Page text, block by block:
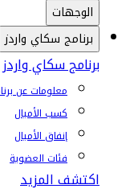
الوجهات
برنامج سكاي واردز
برنامج سكاي واردز
معلومات عن
كسب الأميال
إنفاق الأميال
فئات العضوية
اكتشف المزيد